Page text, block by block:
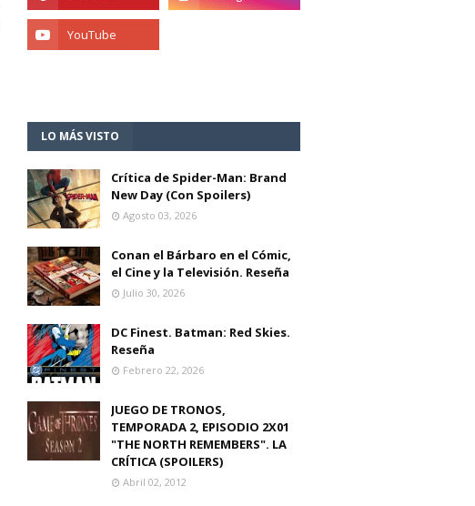
LO MÁS VISTO
Crítica de Spider-Man: Brand
New Day (Con Spoilers)
Agosto 03, 2026
Conan el Bárbaro en el Cómic,
el Cine y la Televisión. Reseña
Julio 30, 2026
DC Finest. Batman: Red Skies.
Reseña
Febrero 22, 2026
JUEGO DE TRONOS,
TEMPORADA 2, EPISODIO 2X01
"THE NORTH REMEMBERS". LA
CRÍTICA (SPOILERS)
Abril 02, 2012